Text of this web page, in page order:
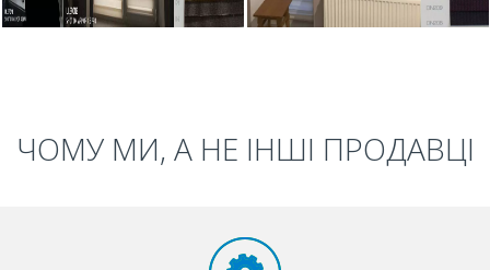
ЧОМУ МИ, А НЕ ІНШІ ПРОДАВЦІ